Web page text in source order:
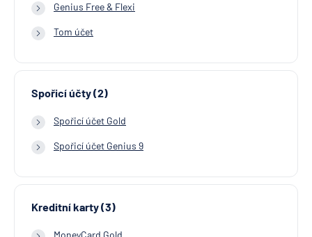
Genius Free & Flexi
Tom účet
Spořicí účty (2)
Spořicí účet Gold
Spořicí účet Genius 9
Kreditní karty (3)
MoneyCard Gold